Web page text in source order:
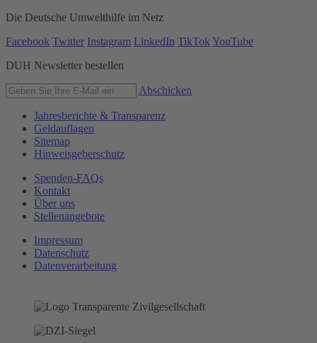
Die Deutsche Umwelthilfe im Netz
Facebook Twitter Instagram LinkedIn TikTok YouTube
DUH Newsletter bestellen
Abschicken
Jahresberichte & Transparenz
Geldauflagen
Sitemap
Hinweisgeberschutz
Spenden-FAQs
Kontakt
Über uns
Stellenangebote
Impressum
Datenschutz
Datenverarbeitung